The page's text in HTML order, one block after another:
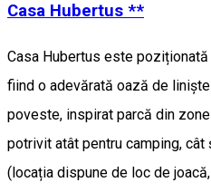
Casa Hubertus **
Casa Hubertus este
fiind o adevărată oază de
poveste, inspirat parcă din
potrivit atât pentru camping,
(locația dispune de loc de